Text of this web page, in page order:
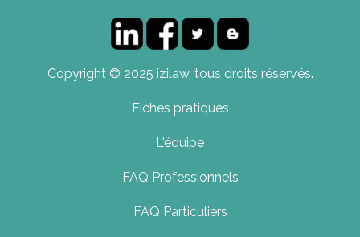
Copyright © 2025 izilaw, tous droits réservés.
Fiches pratiques
L'équipe
FAQ Professionnels
FAQ Particuliers